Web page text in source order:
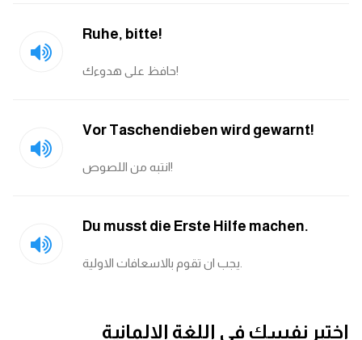
Ruhe, bitte!
حافظ على هدوءك!
Vor Taschendieben wird gewarnt!
انتبه من اللصوص!
Du musst die Erste Hilfe machen.
اختبر نفسك في اللغة الالمانية